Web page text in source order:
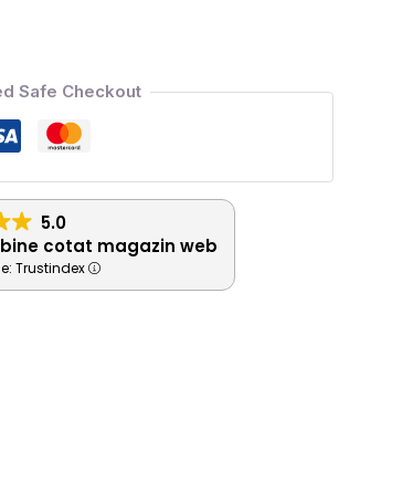
Safe Checkout
5.0
cotat magazin web
Trustindex